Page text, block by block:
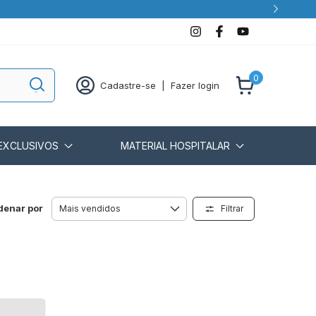
Cadastre-se Fazer login
0
MATERIAL HOSPITALAR
por Filtrar